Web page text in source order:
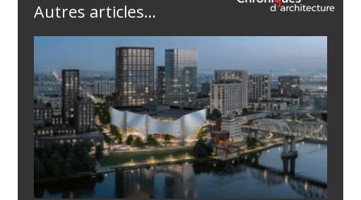
Autres articles...